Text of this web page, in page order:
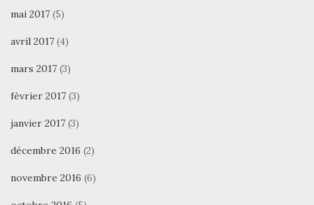
mai 2017 (5)
avril 2017 (4)
mars 2017 (3)
février 2017 (3)
janvier 2017 (3)
décembre 2016 (2)
novembre 2016 (6)